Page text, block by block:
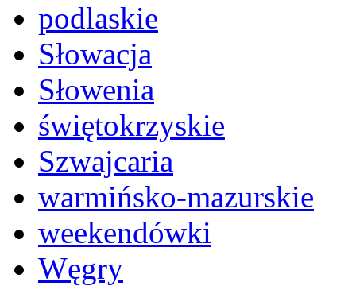
podlaskie
Słowacja
Słowenia
świętokrzyskie
Szwajcaria
warmińsko-mazurskie
weekendówki
Węgry